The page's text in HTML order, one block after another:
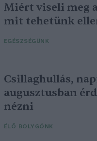
Miért viseli meg
mit tehetünk
EGÉSZSÉGÜNK
Csillaghullás,
augusztusban
nézni
ÉLŐ BOLYGÓNK